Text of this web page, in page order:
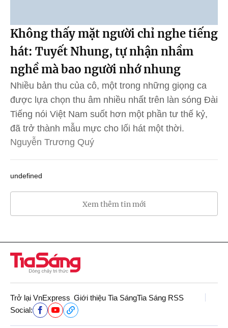
Không thấy mặt người chỉ nghe tiếng
hát: Tuyết Nhung, tự nhận nhầm
nghề mà bao người nhớ nhung
Nhiều bản thu của cô, một trong những giọng ca
được lựa chọn thu âm nhiều nhất trên làn sóng Đài
Tiếng nói Việt Nam suốt hơn một phần tư thế kỷ,
đã trở thành mẫu mực cho lối hát một thời.
Nguyễn Trương Quý
undefined
Xem thêm tin mới
Trở lại VnExpress Giới thiệu Tia SángTia Sáng RSS
Social: